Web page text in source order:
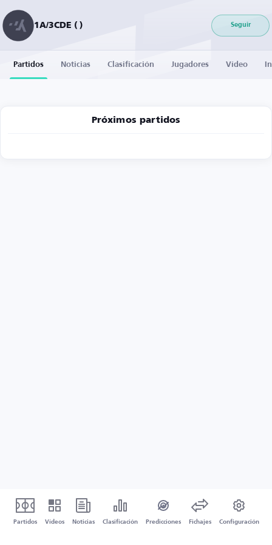
1A/3CDE ( ) Seguir
Partidos Noticias Clasificación Jugadores Vídeo
Próximos partidos
Partidos Vídeos Noticias Clasificación Predicciones Fichajes Configuración